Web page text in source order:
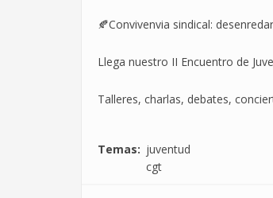
🍂Convivenvia sindical:
Llega nuestro II Encuentro de
Talleres, charlas, debates,
Temas
juventud
cgt